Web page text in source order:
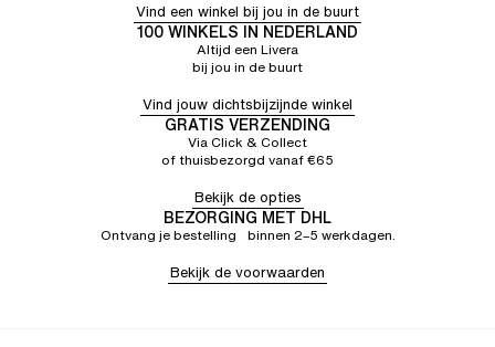
Vind een winkel bij jou in de buurt
100 WINKELS IN NEDERLAND
Altijd een Livera
bij jou in de buurt
Vind jouw dichtsbijzijnde winkel
GRATIS VERZENDING
Via Click & Collect
of thuisbezorgd vanaf €65
Bekijk de opties
BEZORGING MET DHL
Ontvang je bestelling binnen 2–5 werkdagen.
Bekijk de voorwaarden